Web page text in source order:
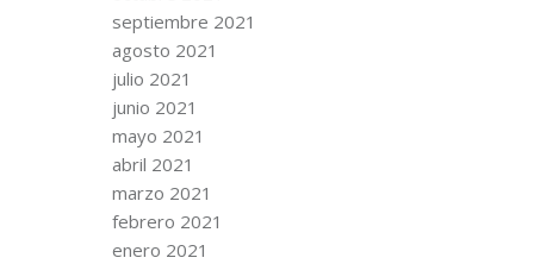
septiembre 2021
agosto 2021
julio 2021
junio 2021
mayo 2021
abril 2021
marzo 2021
febrero 2021
enero 2021